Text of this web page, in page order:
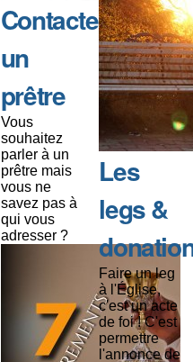
Contacter
un
prêtre
Vous
souhaitez
parler à un
prêtre mais
vous ne
savez pas à
qui vous
adresser ?
Les
legs &
Faire un leg
à l'Église,
c'est un acte
de foi ! C'est
permettre
l'annonce de